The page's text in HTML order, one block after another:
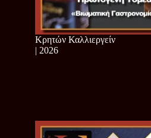
Κρητών Καλλιεργείν
| 2026